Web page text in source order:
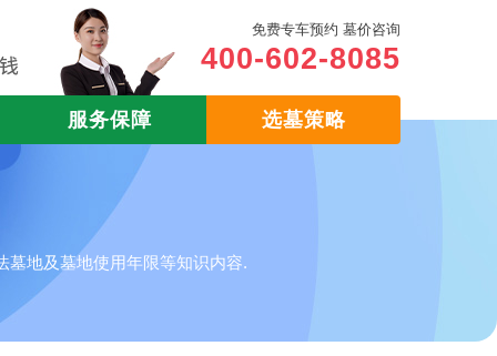
免费专车预约 墓价咨询
400-602-8085
服务保障 选墓策略
墓地及墓地使用年限等知识内容.